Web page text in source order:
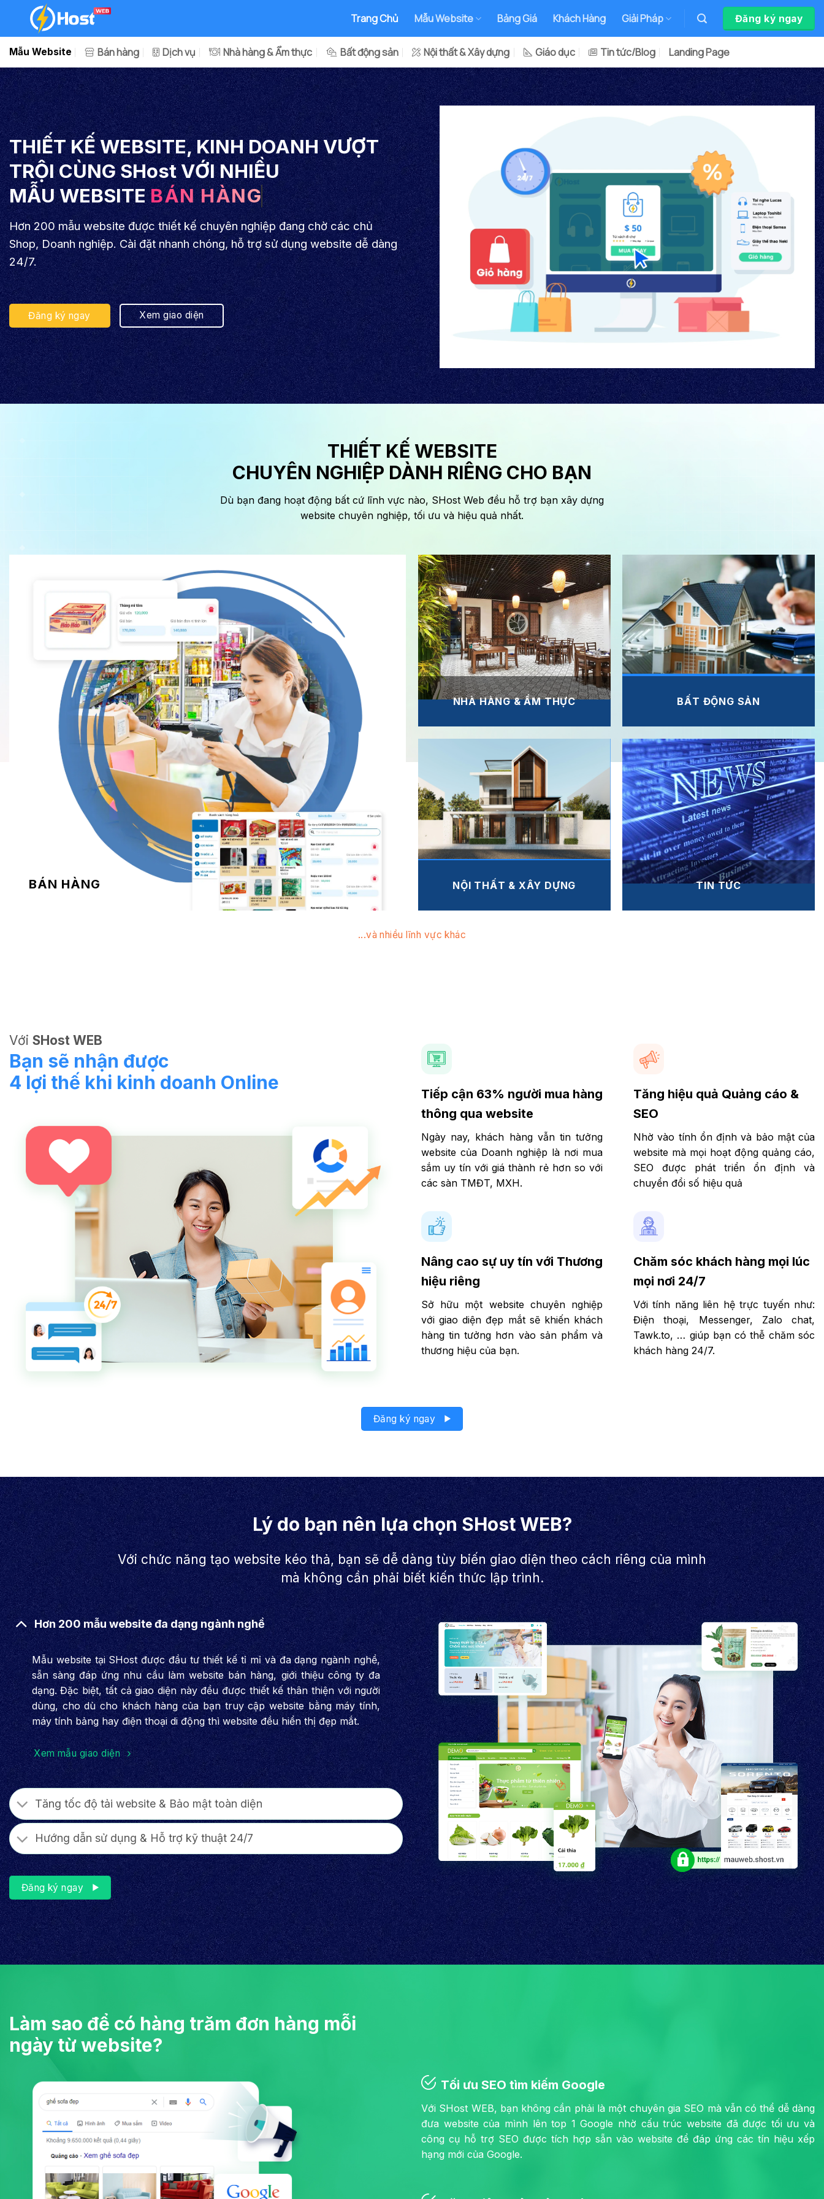
nội
dung
Trang Chủ Mẫu Website Bảng Giá Khách Hàng Giải Pháp Đăng ký ngay
Mẫu Website Bán hàng Dịch vụ Nhà hàng & Ẩm thực Bất động sản Nội thất & Xây dựng Giáo dục Tin tức/Blog Landing Page
THIẾT KẾ WEBSITE, KINH DOANH VƯỢT
TRỘI CÙNG SHost VỚI NHIỀU
MẪU WEBSITEBÁN HÀNG
Hơn 200 mẫu website được thiết kế chuyên nghiệp đang chờ các chủ
Shop, Doanh nghiệp. Cài đặt nhanh chóng, hỗ trợ sử dụng website dễ dàng
24/7.
Đăng ký ngay Xem giao diện
THIẾT KẾ WEBSITE
CHUYÊN NGHIỆP DÀNH RIÊNG CHO BẠN
Dù bạn đang hoạt động bất cứ lĩnh vực nào, SHost Web đều hỗ trợ bạn xây dựng
website chuyên nghiệp, tối ưu và hiệu quả nhất.
BÁN HÀNG
NHÀ HÀNG & ẨM THỰC BẤT ĐỘNG SẢN
NỘI THẤT & XÂY DỰNG TIN TỨC
...và nhiều lĩnh vực khác
Với SHost WEB
Bạn sẽ nhận được
4 lợi thế khi kinh doanh Online
Tiếp cận 63% người mua hàng
thông qua website
Ngày nay, khách hàng vẫn tin tưởng
website của Doanh nghiệp là nơi mua
sắm uy tín với giá thành rẻ hơn so với
các sàn TMĐT, MXH.
Tăng hiệu quả Quảng cáo &
SEO
Nhờ vào tính ổn định và bảo mật của
website mà mọi hoạt động quảng cáo,
SEO được phát triển ổn định và
chuyển đổi số hiệu quả
Nâng cao sự uy tín với Thương
hiệu riêng
Sở hữu một website chuyên nghiệp
với giao diện đẹp mắt sẽ khiến khách
hàng tin tưởng hơn vào sản phẩm và
thương hiệu của bạn.
Chăm sóc khách hàng mọi lúc
mọi nơi 24/7
Với tính năng liên hệ trực tuyến như:
Điện thoại, Messenger, Zalo chat,
Tawk.to, … giúp bạn có thễ chăm sóc
khách hàng 24/7.
Đăng ký ngay
Lý do bạn nên lựa chọn SHost WEB?
Với chức năng tạo website kéo thả, bạn sẽ dễ dàng tùy biến giao diện theo cách riêng của mình
mà không cần phải biết kiến thức lập trình.
Hơn 200 mẫu website đa dạng ngành nghề
Mẫu website tại SHost được đầu tư thiết kế tỉ mỉ và đa dạng ngành nghề,
sẵn sàng đáp ứng nhu cầu làm website bán hàng, giới thiệu công ty đa
dạng. Đặc biệt, tất cả giao diện này đều được thiết kế thân thiện với người
dùng, cho dù cho khách hàng của bạn truy cập website bằng máy tính,
máy tính bảng hay điện thoại di động thì website đều hiển thị đẹp mắt.
Xem mẫu giao diện
Tăng tốc độ tải website & Bảo mật toàn diện
Hướng dẫn sử dụng & Hỗ trợ kỹ thuật 24/7
Đăng ký ngay
Làm sao để có hàng trăm đơn hàng mỗi
ngày từ website?
Tối ưu SEO tìm kiếm Google
Với SHost WEB, bạn không cần phải là một chuyên gia SEO mà vẫn có thể dễ dàng
đưa website của mình lên top 1 Google nhờ cấu trúc website đã được tối ưu và
công cụ hỗ trợ SEO được tích hợp sẵn vào website để đáp ứng các tín hiệu xếp
hạng mới của Google.